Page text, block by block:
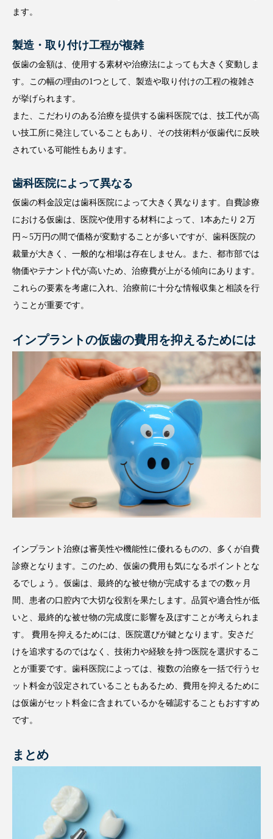
ます。
製造・取り付け工程が複雑
仮歯の金額は、使用する素材や治療法によっても大きく変動しま
す。この幅の理由の1つとして、製造や取り付けの工程の複雑さ
が挙げられます。
また、こだわりのある治療を提供する歯科医院では、技工代が高
い技工所に発注していることもあり、その技術料が仮歯代に反映
されている可能性もあります。
歯科医院によって異なる
仮歯の料金設定は歯科医院によって大きく異なります。自費診療
における仮歯は、医院や使用する材料によって、1本あたり２万
円～5万円の間で価格が変動することが多いですが、歯科医院の
裁量が大きく、一般的な相場は存在しません。また、都市部では
物価やテナント代が高いため、治療費が上がる傾向にあります。
これらの要素を考慮に入れ、治療前に十分な情報収集と相談を行
うことが重要です。
インプラントの仮歯の費用を抑えるためには
インプラント治療は審美性や機能性に優れるものの、多くが自費
診療となります。このため、仮歯の費用も気になるポイントとな
るでしょう。仮歯は、最終的な被せ物が完成するまでの数ヶ月
間、患者の口腔内で大切な役割を果たします。品質や適合性が低
いと、最終的な被せ物の完成度に影響を及ぼすことが考えられま
す。 費用を抑えるためには、医院選びが鍵となります。安さだ
けを追求するのではなく、技術力や経験を持つ医院を選択するこ
とが重要です。歯科医院によっては、複数の治療を一括で行うセ
ット料金が設定されていることもあるため、費用を抑えるために
は仮歯がセット料金に含まれているかを確認することもおすすめ
です。
まとめ